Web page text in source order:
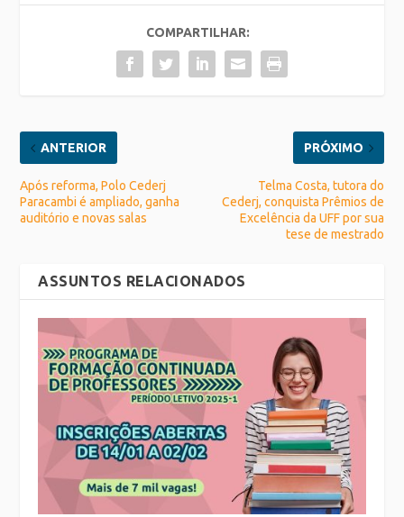
COMPARTILHAR:
ANTERIOR
Após reforma, Polo Cederj
Paracambi é ampliado, ganha
auditório e novas salas
PRÓXIMO
Telma Costa, tutora do
Cederj, conquista Prêmios de
Excelência da UFF por sua
tese de mestrado
ASSUNTOS RELACIONADOS